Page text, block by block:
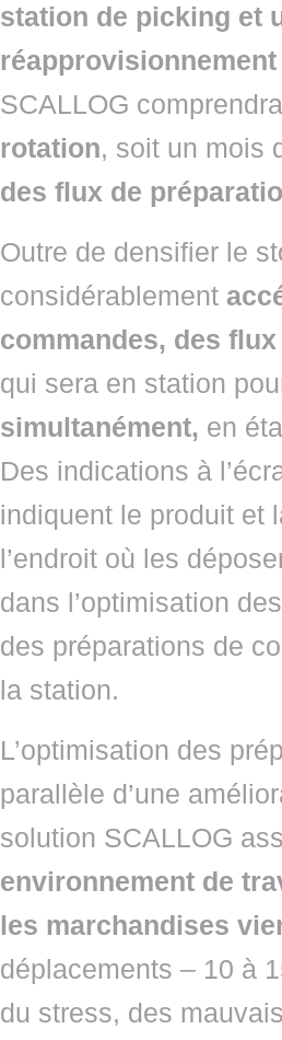
station de picking et
SCALLOG
rotation, soit un mois
des flux de
Outre de densifier le
considérablement
commandes, des
qui sera en station
simultanément, en
Des indications à
indiquent le produit et
l’endroit où les
dans l’optimisation
des préparations de
la station.
L’optimisation des
parallèle d’une
solution SCALLOG
environnement de
les marchandises
déplacements – 10 à
du stress, des